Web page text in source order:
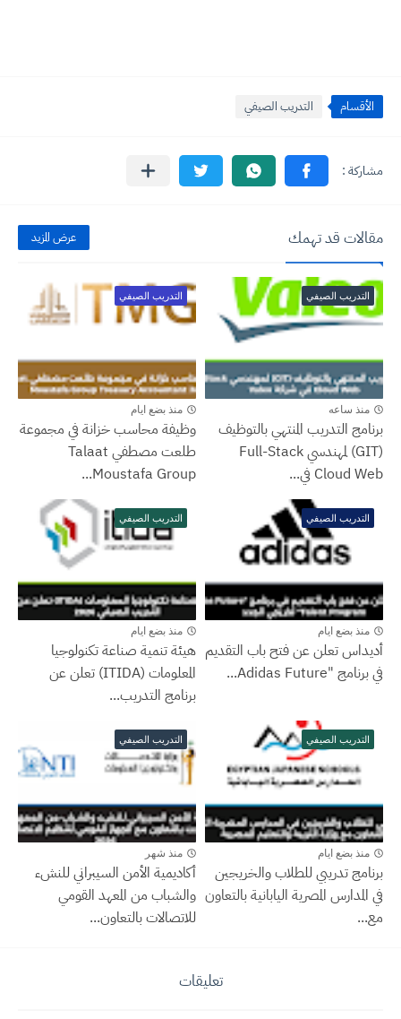
الأقسام التدريب الصيفي
مقالات قد تهمك عرض المزيد
التدريب الصيفي
منذ ساعه
برنامج التدريب المنتهي بالتوظيف
(GIT) لمهندسي Full-Stack
Cloud Web في...
التدريب الصيفي
منذ بضع ايام
وظيفة محاسب خزانة في مجموعة
طلعت مصطفي Talaat
Moustafa Group...
التدريب الصيفي
منذ بضع ايام
أديداس تعلن عن فتح باب التقديم
في برنامج "Adidas Future...
التدريب الصيفي
منذ بضع ايام
هيئة تنمية صناعة تكنولوجيا
المعلومات (ITIDA) تعلن عن
برنامج التدريب...
التدريب الصيفي
منذ بضع ايام
برنامج تدريبي للطلاب والخريجين
في المدارس المصرية اليابانية بالتعاون
مع...
التدريب الصيفي
منذ شهر
أكاديمية الأمن السيبراني للنشء
والشباب من المعهد القومي
للاتصالات بالتعاون...
تعليقات